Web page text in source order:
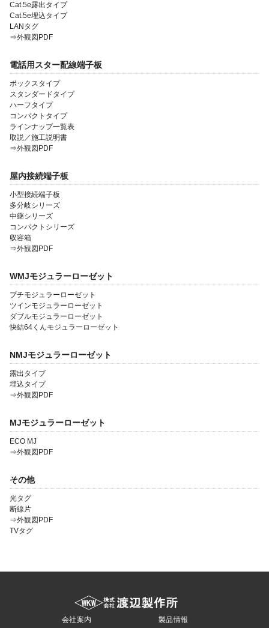
Cat.5e露出タイプ
Cat.5e埋込タイプ
LANタグ
⇒外観図PDF
電話用スター配線端子板
ボックスタイプ
スタンダードタイプ
ハーフタイプ
コンパクトタイプ
ラインナップ一覧表
取説／施工説明書
⇒外観図PDF
屋内接続端子板
小型接続端子板
多分岐シリーズ
中継シリーズ
コンパクトシリーズ
収容箱
⇒外観図PDF
WMJモジュラーローゼット
プチモジュラーローゼット
ツインモジュラーローゼット
ダブルモジュラーローゼット
快結64くんモジュラーローゼット
NMJモジュラーローゼット
露出タイプ
埋込タイプ
⇒外観図PDF
MJモジュラーローゼット
ECO MJ
⇒外観図PDF
その他
光タグ
断線片
⇒外観図PDF
TVタグ
会社案内 製品情報